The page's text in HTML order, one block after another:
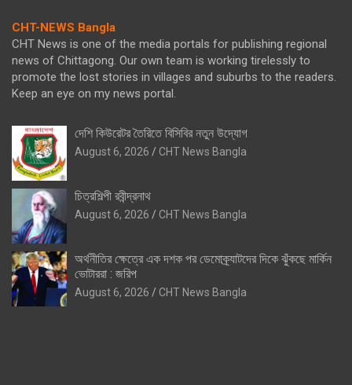
CHT-NEWS Bangla
CHT News is one of the media portals for publishing regional
news of Chittagong. Our own team is working tirelessly to
promote the lost stories in villages and suburbs to the readers.
Keep an eye on my news portal.
দেশি কিউরেটর তৈরিতে বিসিবির নতুন উদ্যোগ
August 6, 2026 CHT News Bangla
চিত্রশিল্পী রবীন্দ্রনাথ
August 6, 2026 CHT News Bangla
অর্থনীতির ক্ষেত্রে এক দশক পর ডেমোক্র্যাটদের দিকে ঝুঁকছে মার্কিন
ভোটাররা : জরিপ
August 6, 2026 CHT News Bangla